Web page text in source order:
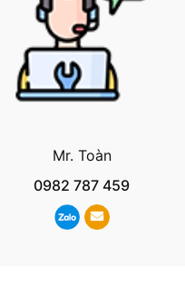
Mr. Toàn
0982 787 459